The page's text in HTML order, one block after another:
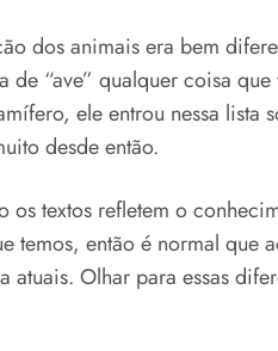
dos animais era bem
de “ave” qualquer coisa
ele entrou nessa lista
desde então.
os textos refletem o
temos, então é normal que
Olhar para essas